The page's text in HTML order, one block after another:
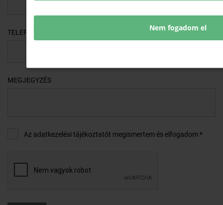
Nem fogadom el
TELEFONSZÁM
MEGJEGYZÉS
Az adatkezelési tájékoztatót megismertem és elfogadom *